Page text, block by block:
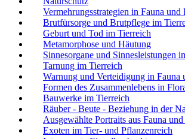
Vermehrungsstrategien in Fauna und
Brutfürsorge und Brutpflege im
Geburt und Tod im Tierreich
Metamorphose und Häutung
Sinnesorgane und Sinnesleistungen
Tarnung im Tierreich
Warnung und Verteidigung in Fauna
Formen des Zusammenlebens in
Bauwerke im Tierreich
Räuber - Beute - Beziehung in der
Ausgewählte Portraits aus Fauna
Exoten im Tier- und Pflanzenreich